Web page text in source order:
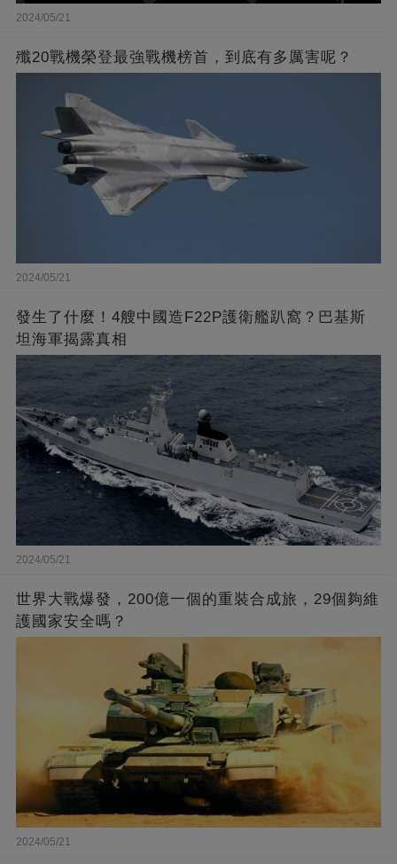
2024/05/21
殲20戰機榮登最強戰機榜首，到底有多厲害呢？
2024/05/21
發生了什麼！4艘中國造F22P護衛艦趴窩？巴基斯
坦海軍揭露真相
2024/05/21
世界大戰爆發，200億一個的重裝合成旅，29個夠維
護國家安全嗎？
2024/05/21